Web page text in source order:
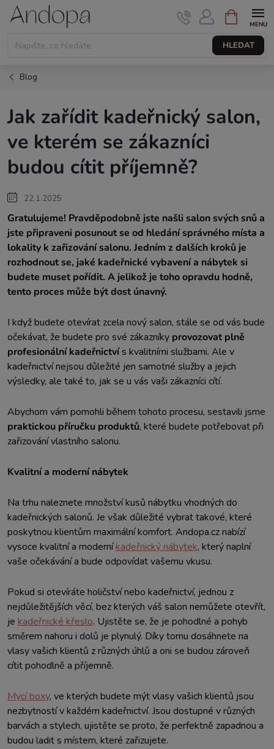
Přejít
HLEDAT
NÁKUPNÍ
KOŠÍK
Blog
Jak zařídit kadeřnický salon,
ve kterém se zákazníci
budou cítit příjemně?
22.1.2025
Gratulujeme! Pravděpodobně jste našli salon svých snů a
jste připraveni posunout se od hledání správného místa a
lokality k zařizování salonu. Jedním z dalších kroků je
rozhodnout se, jaké kadeřnické vybavení a nábytek si
budete muset pořídit. A jelikož je toho opravdu hodně,
tento proces může být dost únavný.
I když budete otevírat zcela nový salon, stále se od vás bude
očekávat, že budete pro své zákazníky provozovat plně
profesionální kadeřnictvís kvalitními službami. Ale v
kadeřnictví nejsou důležité jen samotné služby a jejich
výsledky, ale také to, jak se u vás vaši zákazníci cítí.
Abychom vám pomohli během tohoto procesu, sestavili jsme
praktickou příručku produktů, které budete potřebovat při
zařizování vlastního salonu.
Kvalitní a moderní nábytek
Na trhu naleznete množství kusů nábytku vhodných do
kadeřnických salonů. Je však důležité vybrat takové, které
poskytnou klientům maximální komfort. Andopa.cz nabízí
vysoce kvalitní a moderníkadeřnický nábytek, který naplní
vaše očekávání a bude odpovídat vašemu vkusu.
Pokud si otevíráte holičství nebo kadeřnictví, jednou z
nejdůležitějších věcí, bez kterých váš salon nemůžete otevřít,
je kadeřnické křeslo. Ujistěte se, že je pohodlné a pohyb
směrem nahoru i dolů je plynulý. Díky tomu dosáhnete na
vlasy vašich klientů z různých úhlů a oni se budou zároveň
cítit pohodlně a příjemně.
Mycí boxy, ve kterých budete mýt vlasy vašich klientů jsou
nezbytností v každém kadeřnictví. Jsou dostupné v různých
barvách a stylech, ujistěte se proto, že perfektně zapadnou a
budou ladit s místem, které zařizujete.